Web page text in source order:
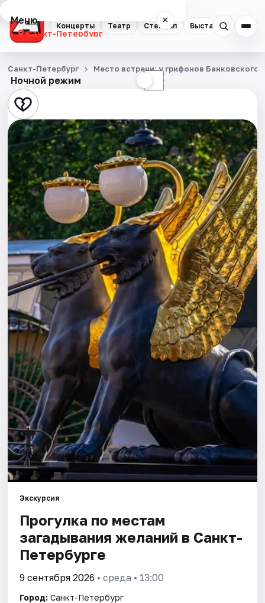
Концерты Театр Стендап Выставки
Меню ×
Санкт-Петербург
Концерты
Театр
Стендап
Выставки
Квесты
Экскурсии
Спорт
События
Города
Площадки
Артисты
Рейтинги
Ночной режим ☾
Санкт-Петербург Место встречи: у грифонов Банковского
Экскурсия
Прогулка по местам
загадывания желаний в Санкт-
Петербурге
9 сентября 2026 • среда • 13:00
Город: Санкт-Петербург